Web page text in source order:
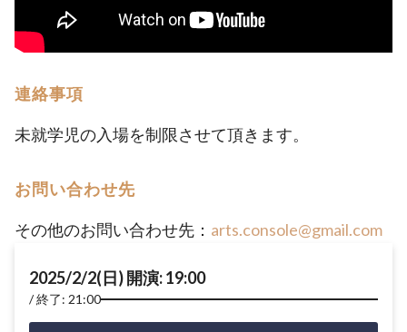
連絡事項
未就学児の入場を制限させて頂きます。
お問い合わせ先
その他のお問い合わせ先： arts.console@gmail.com
2025/2/2(日) 開演: 19:00
終了: 21:00